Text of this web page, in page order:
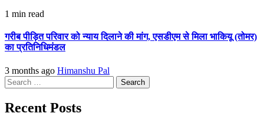
1 min read
गरीब पीड़ित परिवार को न्याय दिलाने की मांग, एसडीएम से मिला भाकियू (तोमर)
का प्रतिनिधिमंडल
3 months ago Himanshu Pal
Search
for:
Recent Posts